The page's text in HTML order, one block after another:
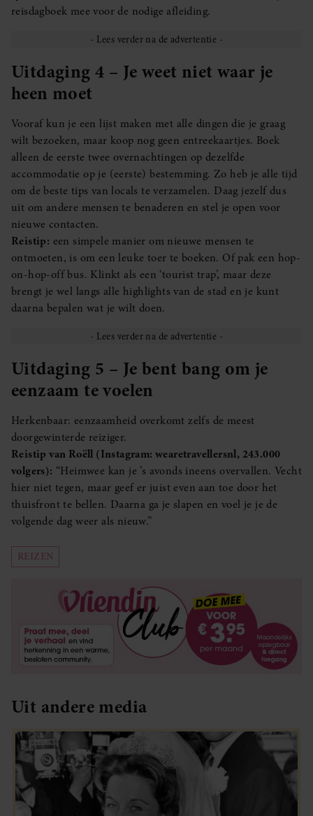
reisdagboek mee voor de nodige afleiding.
Uitdaging 4 – Je weet niet waar je
heen moet
Vooraf kun je een lijst maken met alle dingen die je graag
wilt bezoeken, maar koop nog geen entreekaartjes. Boek
alleen de eerste twee overnachtingen op dezelfde
accommodatie op je (eerste) bestemming. Zo heb je alle tijd
om de beste tips van locals te verzamelen. Daag jezelf dus
uit om andere mensen te benaderen en stel je open voor
nieuwe contacten.
Reistip: een simpele manier om nieuwe mensen te
ontmoeten, is om een leuke toer te boeken. Of pak een hop-
on-hop-off bus. Klinkt als een ‘tourist trap’, maar deze
brengt je wel langs alle highlights van de stad en je kunt
daarna bepalen wat je wilt doen.
Uitdaging 5 – Je bent bang om je
eenzaam te voelen
Herkenbaar: eenzaamheid overkomt zelfs de meest
doorgewinterde reiziger.
Reistip van Roëll (Instagram: wearetravellersnl, 243.000
volgers): “Heimwee kan je ’s avonds ineens overvallen. Vecht
hier niet tegen, maar geef er juist even aan toe door het
thuisfront te bellen. Daarna ga je slapen en voel je je de
volgende dag weer als nieuw.”
REIZEN
Uit andere media